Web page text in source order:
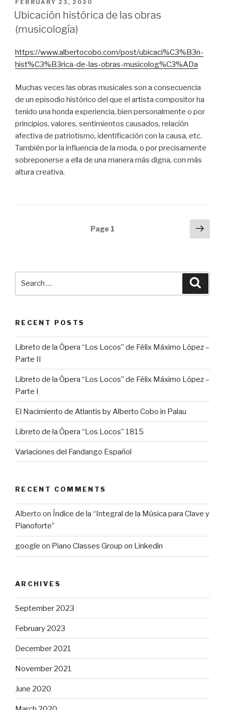
POSTED
ON
FEBRUARY 23, 2020
Ubicación histórica de las obras
(musicología)
https://www.albertocobo.com/post/ubicaci%C3%B3n-
hist%C3%B3rica-de-las-obras-musicolog%C3%ADa
Muchas veces las obras musicales son a consecuencia
de un episodio histórico del que el artista compositor ha
tenido una honda experiencia, bien personalmente o por
principios, valores, sentimientos causados, relación
afectiva de patriotismo, identificación con la causa, etc.
También por la influencia de la moda, o por precisamente
sobreponerse a ella de una manera más digna, con más
altura creativa.
Page 1
Next
RECENT POSTS
Libreto de la Ópera “Los Locos” de Félix Máximo López –
Parte II
Libreto de la Ópera “Los Locos” de Félix Máximo López –
Parte I
El Nacimiento de Atlantis by Alberto Cobo in Palau
Libreto de la Ópera “Los Locos” 1815
Variaciones del Fandango Español
RECENT COMMENTS
Alberto on Índice de la “Integral de la Música para Clave y
Pianoforte”
google on Piano Classes Group on Linkedin
ARCHIVES
September 2023
February 2023
December 2021
November 2021
June 2020